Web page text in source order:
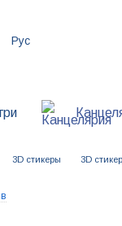
Рус
3D стикеры 3D